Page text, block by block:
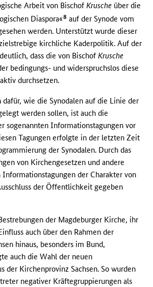
Arbeit von BischofKrusche über die
Diaspora«8 auf der Synode vom
werden. Unterstützt wurde dieser
kirchliche Kaderpolitik. Auf der
dass die von BischofKrusche
bedingungs- und widerspruchslos diese
durchsetzen.
wie die Synodalen auf die Linie der
werden sollen, ist auch die
sogenannten Informationstagungen vor
Tagungen erfolgte in der letzten Zeit
der Synodalen. Durch das
von Kirchengesetzen und andere
der Charakter von
der Öffentlichkeit gegeben
der Magdeburger Kirche, ihr
auch über den Rahmen der
hinaus, besonders im Bund,
auch die Wahl der neuen
der Kirchenprovinz Sachsen. So wurden
negativer Kräftegruppierungen als